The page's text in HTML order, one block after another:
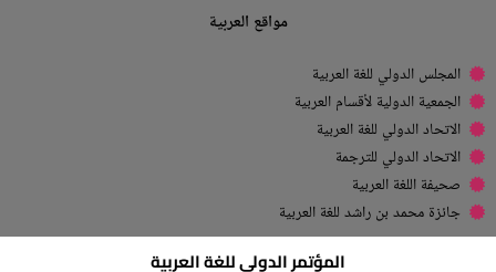
مواقع العربية
المجلس الدولي للغة العربية
الجمعية الدولية لأقسام العربية
الاتحاد الدولي للغة العربية
الاتحاد الدولي للترجمة
صحيفة اللغة العربية
جائزة محمد بن راشد للغة العربية
المؤتمر الدولي للغة العربية